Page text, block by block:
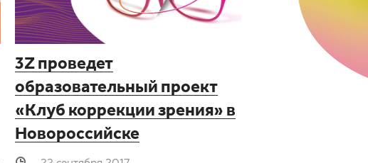
3Z проведет
образовательный проект
«Клуб коррекции зрения» в
Новороссийске